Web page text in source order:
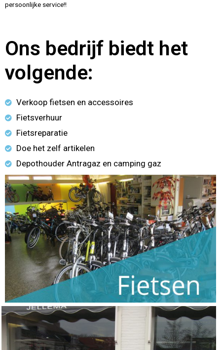
persoonlijke service!!
Ons bedrijf biedt het
volgende:
Verkoop fietsen en accessoires
Fietsverhuur
Fietsreparatie
Doe het zelf artikelen
Depothouder Antragaz en camping gaz